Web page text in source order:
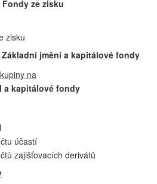
ze zisku
zisku
jmění a kapitálové fondy
na
a kapitálové fondy
účastí
zajišťovacích derivátů